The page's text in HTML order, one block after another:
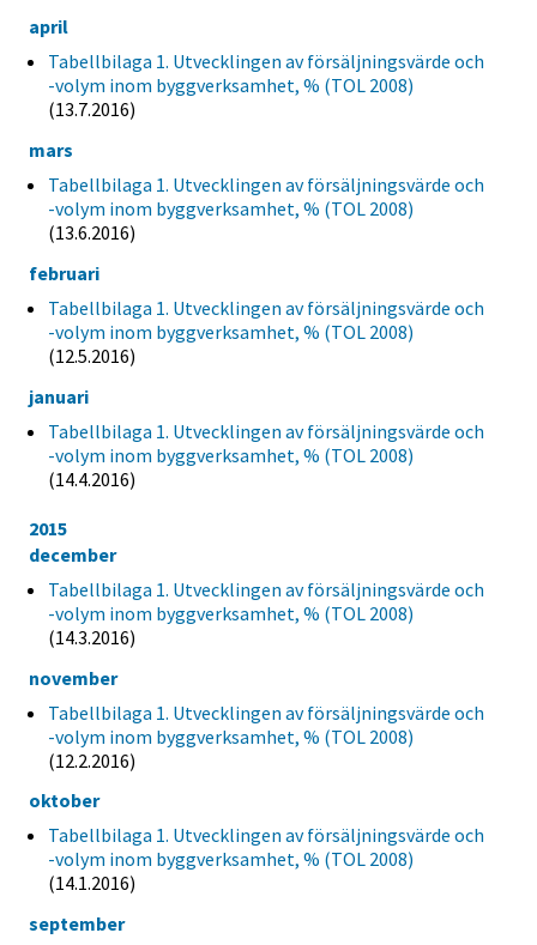
april
Tabellbilaga 1. Utvecklingen av försäljningsvärde och
-volym inom byggverksamhet, % (TOL 2008)
(13.7.2016)
mars
Tabellbilaga 1. Utvecklingen av försäljningsvärde och
-volym inom byggverksamhet, % (TOL 2008)
(13.6.2016)
februari
Tabellbilaga 1. Utvecklingen av försäljningsvärde och
-volym inom byggverksamhet, % (TOL 2008)
(12.5.2016)
januari
Tabellbilaga 1. Utvecklingen av försäljningsvärde och
-volym inom byggverksamhet, % (TOL 2008)
(14.4.2016)
2015
december
Tabellbilaga 1. Utvecklingen av försäljningsvärde och
-volym inom byggverksamhet, % (TOL 2008)
(14.3.2016)
november
Tabellbilaga 1. Utvecklingen av försäljningsvärde och
-volym inom byggverksamhet, % (TOL 2008)
(12.2.2016)
oktober
Tabellbilaga 1. Utvecklingen av försäljningsvärde och
-volym inom byggverksamhet, % (TOL 2008)
(14.1.2016)
september